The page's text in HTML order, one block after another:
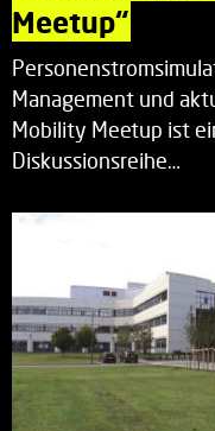
Meetup“
Management und
Mobility Meetup ist
Diskussionsreihe…